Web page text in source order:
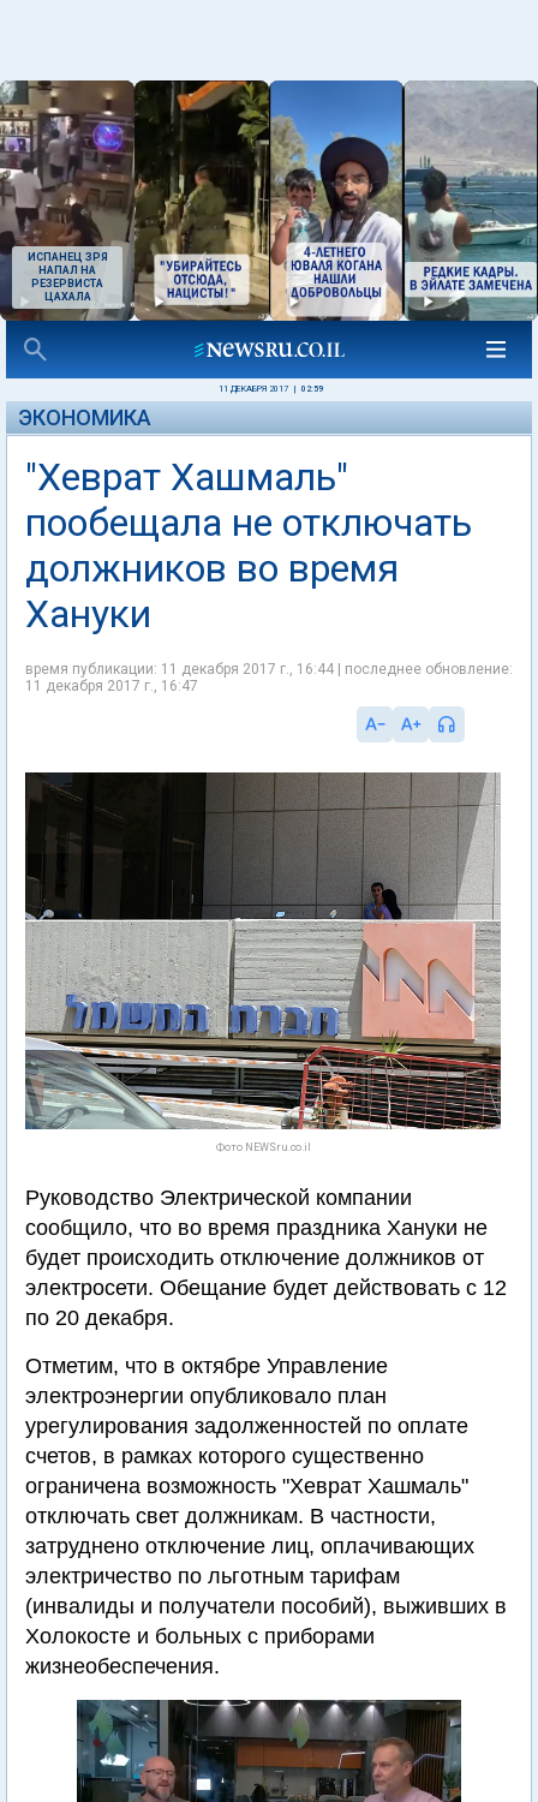
ИСПАНЕЦ ЗРЯ
НАПАЛ НА
РЕЗЕРВИСТА
ЦАХАЛА
11 ДЕКАБРЯ 2017 02:59
ЭКОНОМИКА
"Хеврат Хашмаль"
пообещала не отключать
должников во время
Хануки
время публикации: 11 декабря 2017 г., 16:44 | последнее обновление:
11 декабря 2017 г., 16:47
Фото NEWSru.co.il
Руководство Электрической компании
сообщило, что во время праздника Хануки не
будет происходить отключение должников от
электросети. Обещание будет действовать с 12
по 20 декабря.
Отметим, что в октябре Управление
электроэнергии опубликовало план
урегулирования задолженностей по оплате
счетов, в рамках которого существенно
ограничена возможность "Хеврат Хашмаль"
отключать свет должникам. В частности,
затруднено отключение лиц, оплачивающих
электричество по льготным тарифам
(инвалиды и получатели пособий), выживших в
Холокосте и больных с приборами
жизнеобеспечения.